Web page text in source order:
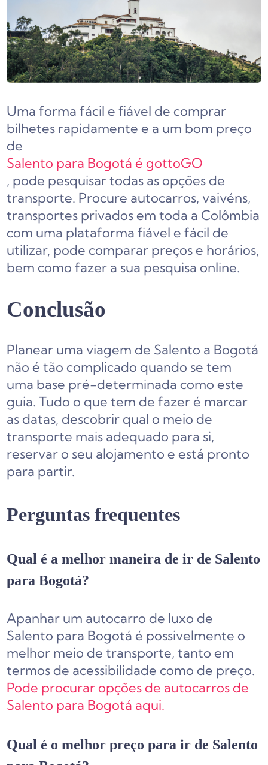
Uma forma fácil e fiável de comprar
bilhetes rapidamente e a um bom preço
de
Salento para Bogotá é gottoGO
, pode pesquisar todas as opções de
transporte. Procure autocarros, vaivéns,
transportes privados em toda a Colômbia
com uma plataforma fiável e fácil de
utilizar, pode comparar preços e horários,
bem como fazer a sua pesquisa online.
Conclusão
Planear uma viagem de Salento a Bogotá
não é tão complicado quando se tem
uma base pré-determinada como este
guia. Tudo o que tem de fazer é marcar
as datas, descobrir qual o meio de
transporte mais adequado para si,
reservar o seu alojamento e está pronto
para partir.
Perguntas frequentes
Qual é a melhor maneira de ir de Salento
para Bogotá?
Apanhar um autocarro de luxo de
Salento para Bogotá é possivelmente o
melhor meio de transporte, tanto em
termos de acessibilidade como de preço.
Pode procurar opções de autocarros de
Salento para Bogotá aqui.
Qual é o melhor preço para ir de Salento